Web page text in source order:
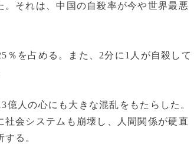
それは、中国の自殺率が今や世界最悪
を占める。また、2分に1人が自殺して
人の心にも大きな混乱をもたらした。
会システムも崩壊し、人間関係が硬直
る。